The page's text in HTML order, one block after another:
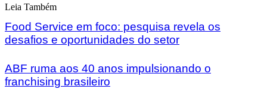
Leia Também
Food Service em foco: pesquisa revela os
desafios e oportunidades do setor
ABF ruma aos 40 anos impulsionando o
franchising brasileiro